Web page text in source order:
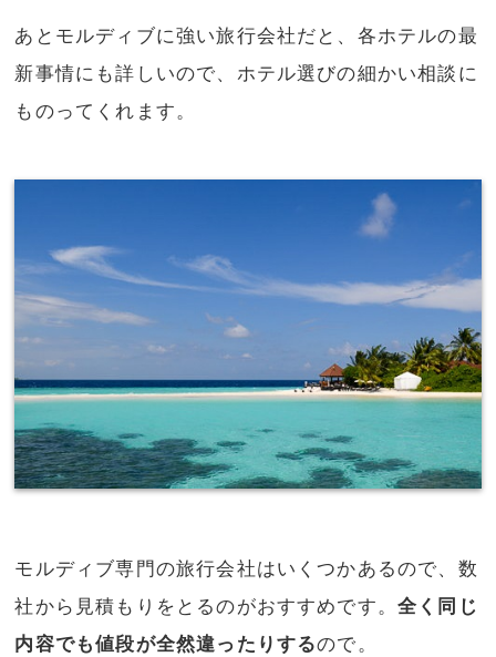
あとモルディブに強い旅行会社だと、各ホテルの最
新事情にも詳しいので、ホテル選びの細かい相談に
ものってくれます。
モルディブ専門の旅行会社はいくつかあるので、数
社から見積もりをとるのがおすすめです。全く同じ
内容でも値段が全然違ったりするので。